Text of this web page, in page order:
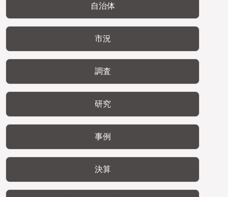
自治体
市況
調査
研究
事例
決算